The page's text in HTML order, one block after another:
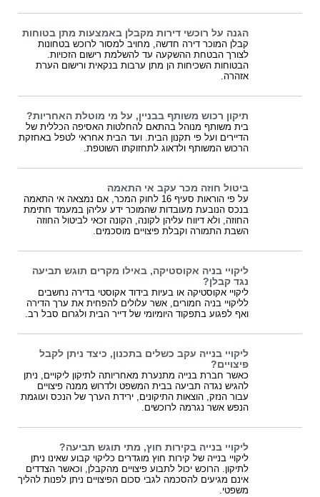
הגנה על רוכשי דירות מקבלן באמצעות מתן בטוחות
קבלן המוכר דירה חדשה, מחויב למסור לרוכש בטחונות
לצורך הבטחת ההשקעה עד להשלמת רישום הזכויות.
הבטוחות השכיחות הן מתן ערבות בנקאית ורישום הערת
אזהרה.
תיקון רכוש משותף בבניין, על מי מוטלת האחריות?
בית משותף מנוהל בהתאם להחלטות האסיפה הכללית של
הדיירים ועל פי תקנון הבית. ועד הבית אחראי לטפל באחזקת
הרכוש המשותף ולדאוג לתחזוקתו השוטפת.
ביטול חוזה מכר עקב אי התאמה
על פי הוראות סעיף 16 לחוק המכר, אם נמצאה אי התאמה
בנכס הנובעת מעובדות שהמוכר ידע עליהן במעמד חתימת
החוזה, ולא דיווח עליהן לקונה, הקונה זכאי לביטול החוזה
השבת התמורה וקבלת פיצויים מוסכמים.
ליקויי בניה אקוסטיקה, באילו מקרים תוגש תביעה
נגד קבלן?
ליקויי אקוסטיקה או בעיות בידוד אקוסטי בדירה נחשבים
לליקויי בניה חמורים, אשר עלולים להפחית את ערך הדירה
ואף לפגוע בתפקוד היומיומי של דייר הבית ולגרום סבל רב.
ליקויי בנייה עקב כשלים בתכנון, כיצד ניתן לקבל
פיצויים?
כאשר חברת בנייה מתנערת מאחריותה לתיקון ליקויים, ניתן
להגיש נגדה תביעה בבית המשפט ולדרוש ממנה פיצויים
עבור הנזק, הוצאות התיקונים, ירידת הערך של הנכס ועוגמת
הנפש אשר נגרמה לרוכשים.
ליקויי בנייה בקירות חוץ, מתי תוגש תביעה?
ליקויי בנייה של קירות חוץ מוגדרים כליקוי קבוע שאינו ניתן
לתיקון. הרוכש יכול לתבוע פיצויים מהקבלן, וכאשר הצדדים
אינם מגיעים להסכמה לגבי סכום הפיצויים ניתן לפנות להליך
משפטי.